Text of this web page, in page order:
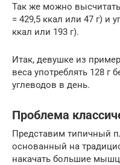
Так же можно
= 429,5 ккал или 47 г) и
ккал или 193 г).
Итак, девушке из
веса употреблять 128 г
углеводов в день.
Проблема
Представим типичный
основанный на
накачать большие